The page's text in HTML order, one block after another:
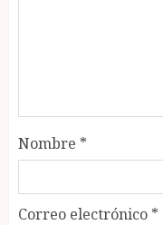
Nombre *
Correo electrónico *